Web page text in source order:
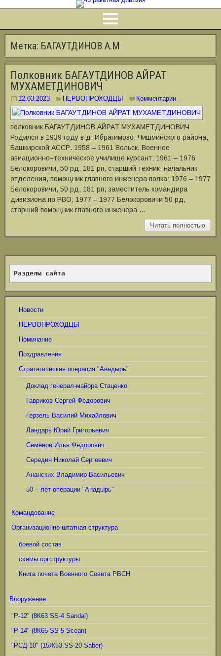
Метка: БАГАУТДИНОВ А.М
Полковник БАГАУТДИНОВ АЙРАТ
МУХАМЕТДИНОВИЧ
12.03.2023 ПЕРВОПРОХОДЦЫ Комментарии
полковник БАГАУТДИНОВ АЙРАТ МУХАМЕТДИНОВИЧ
Родился в 1939 году в д. Ибрагимово, Чишминского района,
Башкирской АССР. 1958 – 1961 Вольск, Военное
авиационно‒техническое училище курсант; 1961 – 1976
Белокоровичи, 50 рд, 181 рп, старший техник, начальник
отделения, помощник главного инженера полка: 1976 – 1977
Белокоровичи, 50 рд, 181 рп, заместитель командира
дивизиона по РВО; 1977 – 1977 Белокоровичи 50 рд,
старший помощник главного инженера …
Читать полностью
Разделы сайта
Новости
ПЕРВОПРОХОДЦЫ
Поминание
Поздравления
Стратегическая операция "Анадырь"
Доклад генерал-майора Стаценко
Гавриков Сергей Федорович
Герзель Василий Михайлович
Ландарь Юрий Григорьевич
Семёнов Илья Фёдорович
Середин Николай Сергеевич
Ананских Владимир Васильевич
50 – лет операции "Анадырь"
Командование
Организационно-штатная структура
боевой состав
схемы оргструктуры
Книга почета Военного Совета РВСН
Вооружение
"Р-12" (8К63 SS-4 Sandal)
"Р-14" (8К65 SS-5 Scean)
"РСД-10" (15Ж53 SS-20 Saber)